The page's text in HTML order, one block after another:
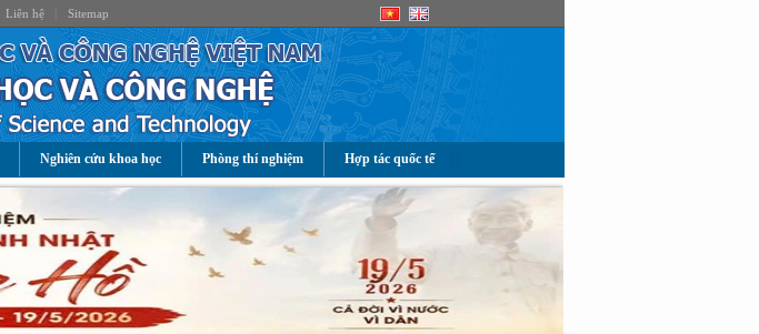
Liên hệ| Sitemap
Nghiên cứu khoa học Phòng thí nghiệm Hợp tác quốc tế